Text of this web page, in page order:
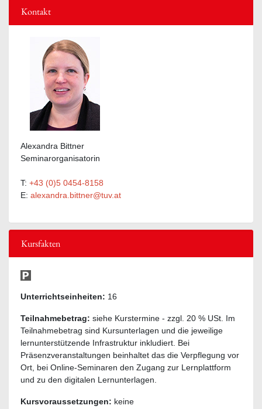
Kontakt
Alexandra Bittner
Seminarorganisatorin
T: +43 (0)5 0454-8158
E: alexandra.bittner@tuv.at
Kursfakten
Unterrichtseinheiten: 16
Teilnahmebetrag: siehe Kurstermine - zzgl. 20 % USt. Im
Teilnahmebetrag sind Kursunterlagen und die jeweilige
lernunterstützende Infrastruktur inkludiert. Bei
Präsenzveranstaltungen beinhaltet das die Verpflegung vor
Ort, bei Online-Seminaren den Zugang zur Lernplattform
und zu den digitalen Lernunterlagen.
Kursvoraussetzungen: keine